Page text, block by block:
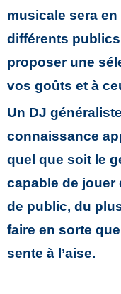
musicale sera en
différents
proposer une
vos goûts et à
Un DJ
connaissance
quel que soit le
capable de jouer
de public, du
faire en sorte
sente à l’aise.